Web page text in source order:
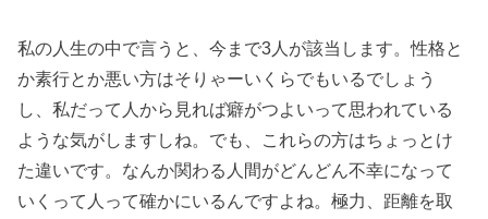
私の人生の中で言うと、今まで3人が該当します。性格と
か素行とか悪い方はそりゃーいくらでもいるでしょう
し、私だって人から見れば癖がつよいって思われている
ような気がしますしね。でも、これらの方はちょっとけ
た違いです。なんか関わる人間がどんどん不幸になって
いくって人って確かにいるんですよね。極力、距離を取